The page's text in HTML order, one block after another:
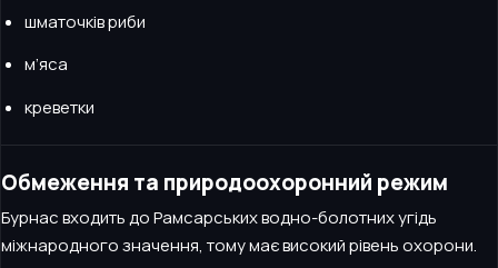
шматочків риби
м’яса
креветки
Обмеження та природоохоронний режим
Бурнас входить до Рамсарських водно-болотних угідь
міжнародного значення, тому має високий рівень охорони.